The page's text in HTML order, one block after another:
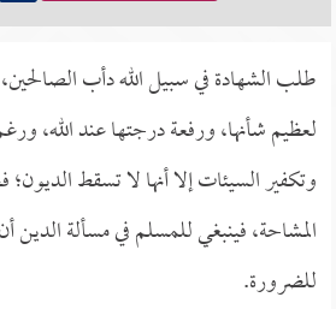
طلب الشهادة في سبيل الله دأب الصالحين،
لعظيم شأنها، ورفعة درجتها عند الله،
وتكفير السيئات إلا أنها لا تسقط
المشاحة، فينبغي للمسلم في مسألة الدين
للضرورة.